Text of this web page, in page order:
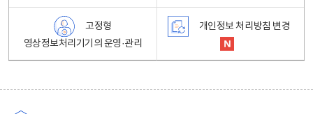
고정형
영상정보처리기기의 운영·관리
개인정보 처리방침 변경